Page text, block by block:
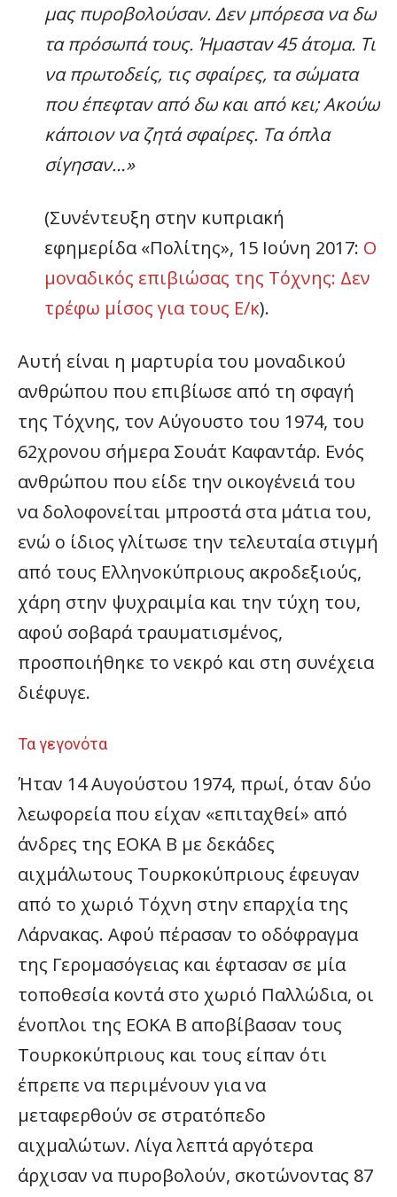
μας πυροβολούσαν. Δεν μπόρεσα να δω
τα πρόσωπά τους. Ήμασταν 45 άτομα. Τι
να πρωτοδείς, τις σφαίρες, τα σώματα
που έπεφταν από δω και από κει; Ακούω
κάποιον να ζητά σφαίρες. Τα όπλα
σίγησαν…»
(Συνέντευξη στην κυπριακή
εφημερίδα «Πολίτης», 15 Ιούνη 2017: Ο
μοναδικός επιβιώσας της Τόχνης: Δεν
τρέφω μίσος για τους Ε/κ).
Αυτή είναι η μαρτυρία του μοναδικού
ανθρώπου που επιβίωσε από τη σφαγή
της Τόχνης, τον Αύγουστο του 1974, του
62χρονου σήμερα Σουάτ Καφαντάρ. Ενός
ανθρώπου που είδε την οικογένειά του
να δολοφονείται μπροστά στα μάτια του,
ενώ ο ίδιος γλίτωσε την τελευταία στιγμή
από τους Ελληνοκύπριους ακροδεξιούς,
χάρη στην ψυχραιμία και την τύχη του,
αφού σοβαρά τραυματισμένος,
προσποιήθηκε το νεκρό και στη συνέχεια
διέφυγε.
Τα γεγονότα
Ήταν 14 Αυγούστου 1974, πρωί, όταν δύο
λεωφορεία που είχαν «επιταχθεί» από
άνδρες της ΕΟΚΑ Β με δεκάδες
αιχμάλωτους Τουρκοκύπριους έφευγαν
από το χωριό Τόχνη στην επαρχία της
Λάρνακας. Αφού πέρασαν το οδόφραγμα
της Γερομασόγειας και έφτασαν σε μία
τοποθεσία κοντά στο χωριό Παλλώδια, οι
ένοπλοι της ΕΟΚΑ Β αποβίβασαν τους
Τουρκοκύπριους και τους είπαν ότι
έπρεπε να περιμένουν για να
μεταφερθούν σε στρατόπεδο
αιχμαλώτων. Λίγα λεπτά αργότερα
άρχισαν να πυροβολούν, σκοτώνοντας 87